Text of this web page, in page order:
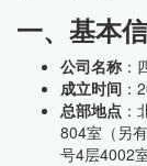
一、基本
公司名称 ：
成立时间 ：
总部地点
804室（另
号4层4002